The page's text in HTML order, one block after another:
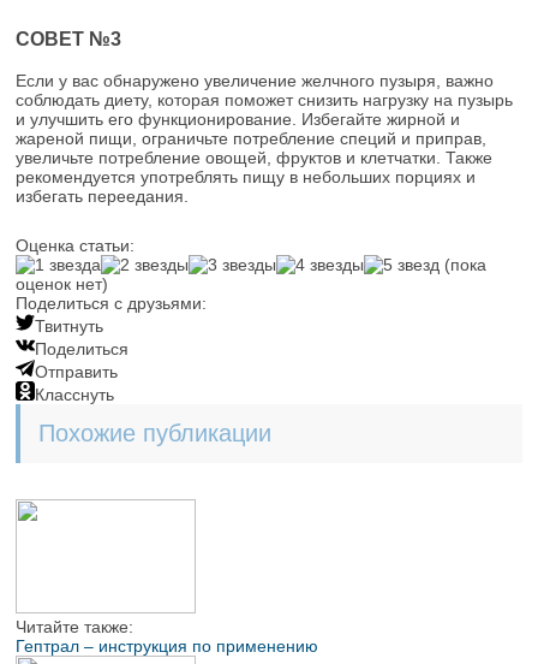
СОВЕТ №3
Если у вас обнаружено увеличение желчного пузыря, важно
соблюдать диету, которая поможет снизить нагрузку на пузырь
и улучшить его функционирование. Избегайте жирной и
жареной пищи, ограничьте потребление специй и приправ,
увеличьте потребление овощей, фруктов и клетчатки. Также
рекомендуется употреблять пищу в небольших порциях и
избегать переедания.
Оценка статьи:
(пока
оценок нет)
Поделиться с друзьями:
Твитнуть
Поделиться
Отправить
Класснуть
Похожие публикации
Читайте также:
Гептрал – инструкция по применению